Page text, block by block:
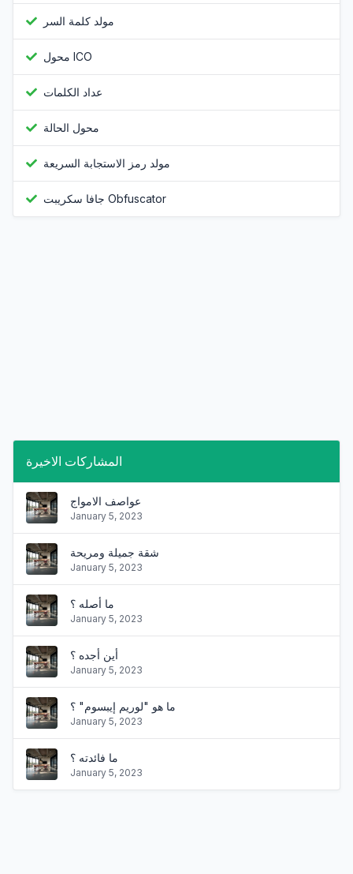
مولد كلمة السر
محول ICO
عداد الكلمات
محول الحالة
مولد رمز الاستجابة السريعة
جافا سكريبت Obfuscator
المشاركات الاخيرة
عواصف الامواج
January 5, 2023
شقة جميلة ومريحة
January 5, 2023
ما أصله ؟
January 5, 2023
أين أجده ؟
January 5, 2023
ما هو "لوريم إيبسوم" ؟
January 5, 2023
ما فائدته ؟
January 5, 2023